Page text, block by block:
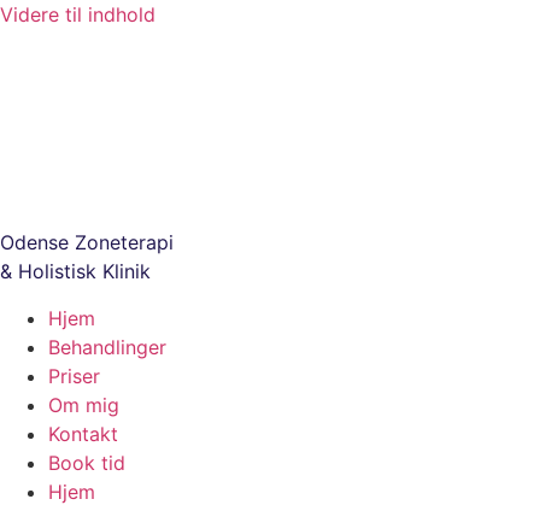
Videre til indhold
Odense Zoneterapi
& Holistisk Klinik
Hjem
Behandlinger
Priser
Om mig
Kontakt
Book tid
Hjem